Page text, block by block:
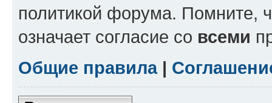
политикой форума. Помните,
означает согласие со всеми
Общие правила|